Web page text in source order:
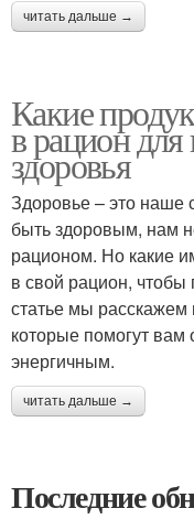
читать дальше →
Какие
в рацион
здоровья
Здоровье – это наше
быть здоровым, нам
рационом. Но какие
в свой рацион, чтобы
статье мы
которые помогут вам
энергичным.
читать дальше →
Последние